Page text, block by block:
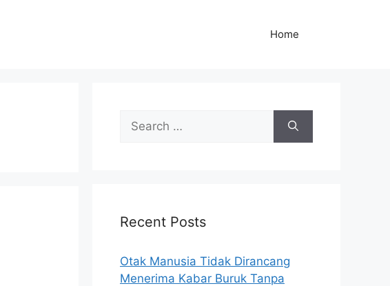
Home
f
r
:
Recent Posts
Otak Manusia Tidak Dirancang
Menerima Kabar Buruk Tanpa